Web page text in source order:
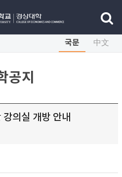
국문 中文
공지
의실 개방 안내